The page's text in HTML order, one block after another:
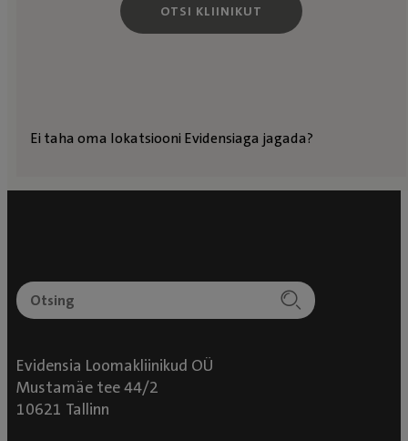
OTSI KLIINIKUT
Ei taha oma lokatsiooni Evidensiaga jagada?
Evidensia Loomakliinikud OÜ
Mustamäe tee 44/2
10621 Tallinn